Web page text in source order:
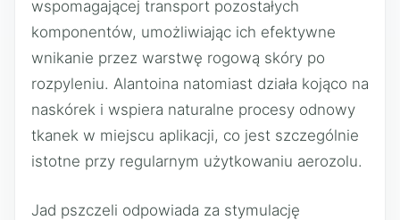
wspomagającej transport pozostałych
komponentów, umożliwiając ich efektywne
wnikanie przez warstwę rogową skóry po
rozpyleniu. Alantoina natomiast działa kojąco na
naskórek i wspiera naturalne procesy odnowy
tkanek w miejscu aplikacji, co jest szczególnie
istotne przy regularnym użytkowaniu aerozolu.
Jad pszczeli odpowiada za stymulację